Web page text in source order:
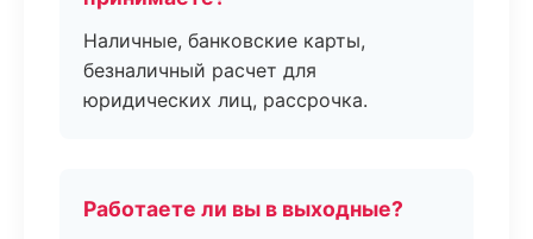
Наличные, банковские карты,
безналичный расчет для
юридических лиц, рассрочка.
Работаете ли вы в выходные?